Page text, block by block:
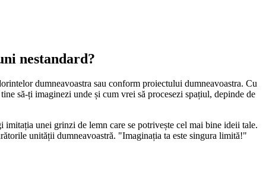
nu doar că adaugă un aspect elegant și sofisticat, dar facilitează
din întreaga cameră.
nestandard?
dumneavoastra sau conform proiectului dumneavoastra. Cu
să-ți imaginezi unde și cum vrei să procesezi spațiul, depinde de
unei grinzi de lemn care se potrivește cel mai bine ideii tale.
unității dumneavoastră. "Imaginația ta este singura limită!"